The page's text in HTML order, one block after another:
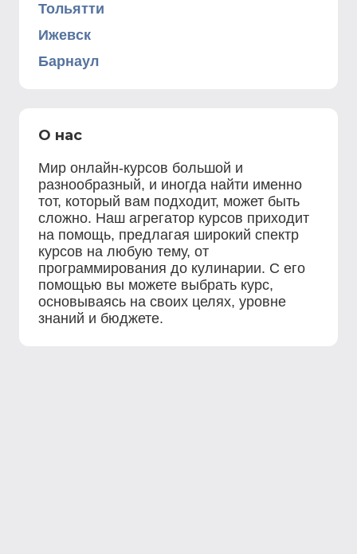
Тольятти
Ижевск
Барнаул
О нас
Мир онлайн-курсов большой и
разнообразный, и иногда найти именно
тот, который вам подходит, может быть
сложно. Наш агрегатор курсов приходит
на помощь, предлагая широкий спектр
курсов на любую тему, от
программирования до кулинарии. С его
помощью вы можете выбрать курс,
основываясь на своих целях, уровне
знаний и бюджете.